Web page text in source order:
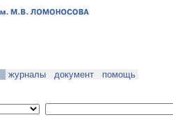
журналы документ помощь